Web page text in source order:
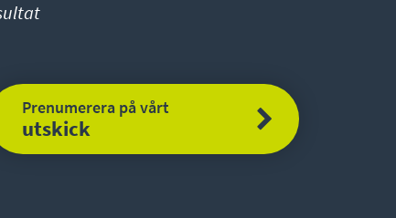
Prenumerera på vårt
utskick